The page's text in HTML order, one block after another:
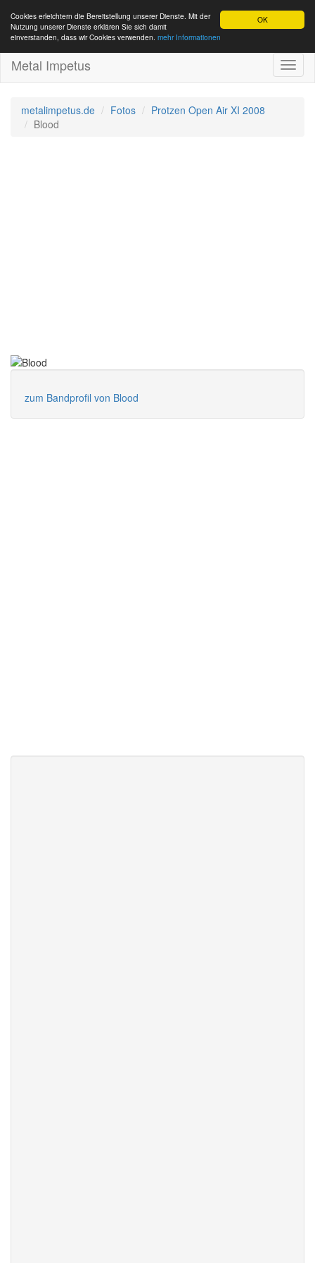
OK
Cookies erleichtern die Bereitstellung unserer Dienste. Mit der
Nutzung unserer Dienste erklären Sie sich damit
einverstanden, dass wir Cookies verwenden. mehr Informationen
Metal Impetus
metalimpetus.de Fotos
Protzen Open Air XI 2008
Blood
zum Bandprofil von Blood